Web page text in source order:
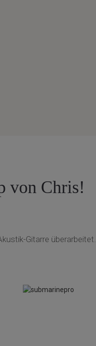
von Chris!
Gitarre überarbeitet.